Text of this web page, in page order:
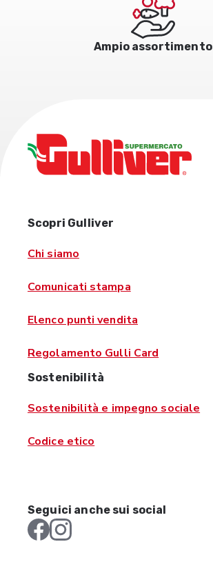
Ampio assortimento
Scopri Gulliver
Chi siamo
Comunicati stampa
Elenco punti vendita
Regolamento Gulli Card
Sostenibilità
Sostenibilità e impegno sociale
Codice etico
Seguici anche sui social